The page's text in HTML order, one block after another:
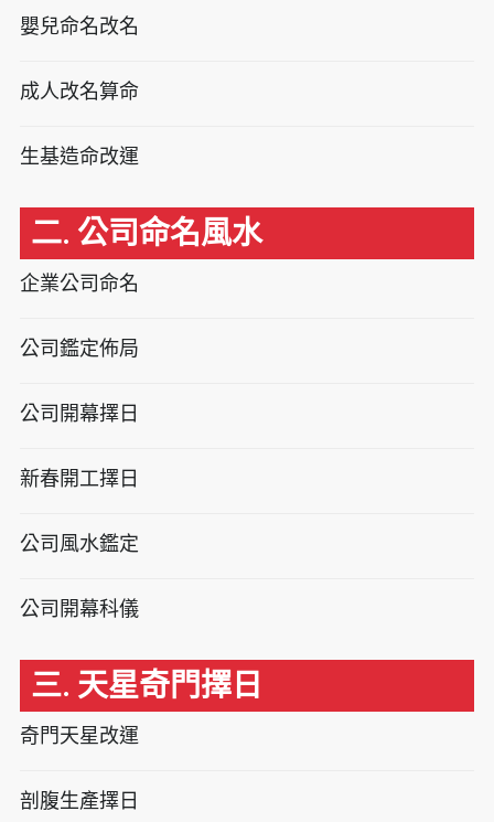
嬰兒命名改名
成人改名算命
生基造命改運
二. 公司命名風水
企業公司命名
公司鑑定佈局
公司開幕擇日
新春開工擇日
公司風水鑑定
公司開幕科儀
三. 天星奇門擇日
奇門天星改運
剖腹生產擇日